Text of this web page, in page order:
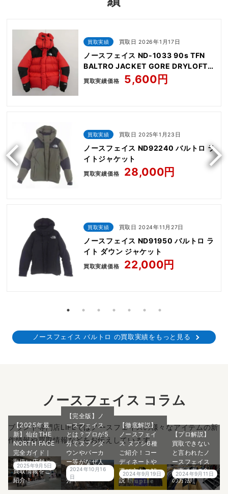
買取実績 買取日 2026年1月17日
ノースフェイス ND-1033 90s TFN
BALTRO JACKET GORE DRYLOFT
700
買取実績価格 5,600円
買取実績 買取日 2025年1月23日
ノースフェイス ND92240 バルトロ ラ
イトジャケット
買取実績価格 28,000円
買取実績 買取日 2024年11月27日
ノースフェイス ND91950 バルトロ ラ
イト ダウン ジャケット
買取実績価格 22,000円
ノースフェイス バルトロ の買取実績をもっと見る
ノースフェイス コラム
ブランド専門店LIFEではノースフェイスの様々なアイテムの新
作情報や買取情報などをお伝えしています。
【2025年最
新】仙台THE
NORTH FACE
完全ガイド｜
取扱い店舗と
買取情報をご
紹介！
2025年9月5日
【完全版】ノ
ースフェイス
とは？プロが5
分でヌプシダ
ウンやパーカ
ー等がなぜ人
気なのかご紹
介！
2024年10月16
日
【徹底解説】
ノースフェイ
ス ヌプシ6種
ご紹介！コー
ディネートや
選び方もご解
説！
2024年9月19日
【プロ解説】
買取できない
と言われたノ
ースフェイス
を高く売る2つ
の方法！
2024年9月11日